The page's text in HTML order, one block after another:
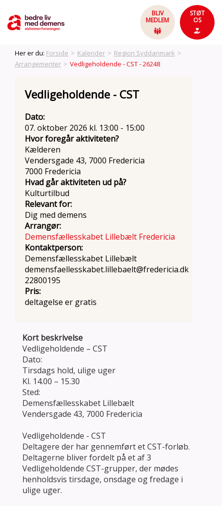
BLIV
MEDLEM
STØT
OS
Her er du: Forside > Kalender > Region Syddanmark >
Arrangementer > Vedligeholdende - CST - 26248
Vedligeholdende - CST
Dato:
07. oktober 2026 kl. 13:00 - 15:00
Hvor foregår aktiviteten?
Kælderen
Vendersgade 43, 7000 Fredericia
7000 Fredericia
Hvad går aktiviteten ud på?
Kulturtilbud
Relevant for:
Dig med demens
Arrangør:
Demensfællesskabet Lillebælt Fredericia
Kontaktperson:
Demensfællesskabet Lillebælt
demensfaellesskabet.lillebaelt@fredericia.dk
22800195
Pris:
deltagelse er gratis
Kort beskrivelse
Vedligeholdende – CST
Dato:
Tirsdags hold, ulige uger
Kl. 14.00 – 15.30
Sted:
Demensfællesskabet Lillebælt
Vendersgade 43, 7000 Fredericia
Vedligeholdende - CST
Deltagere der har gennemført et CST-forløb.
Deltagerne bliver fordelt på et af 3
Vedligeholdende CST-grupper, der mødes
henholdsvis tirsdage, onsdage og fredage i
ulige uger.